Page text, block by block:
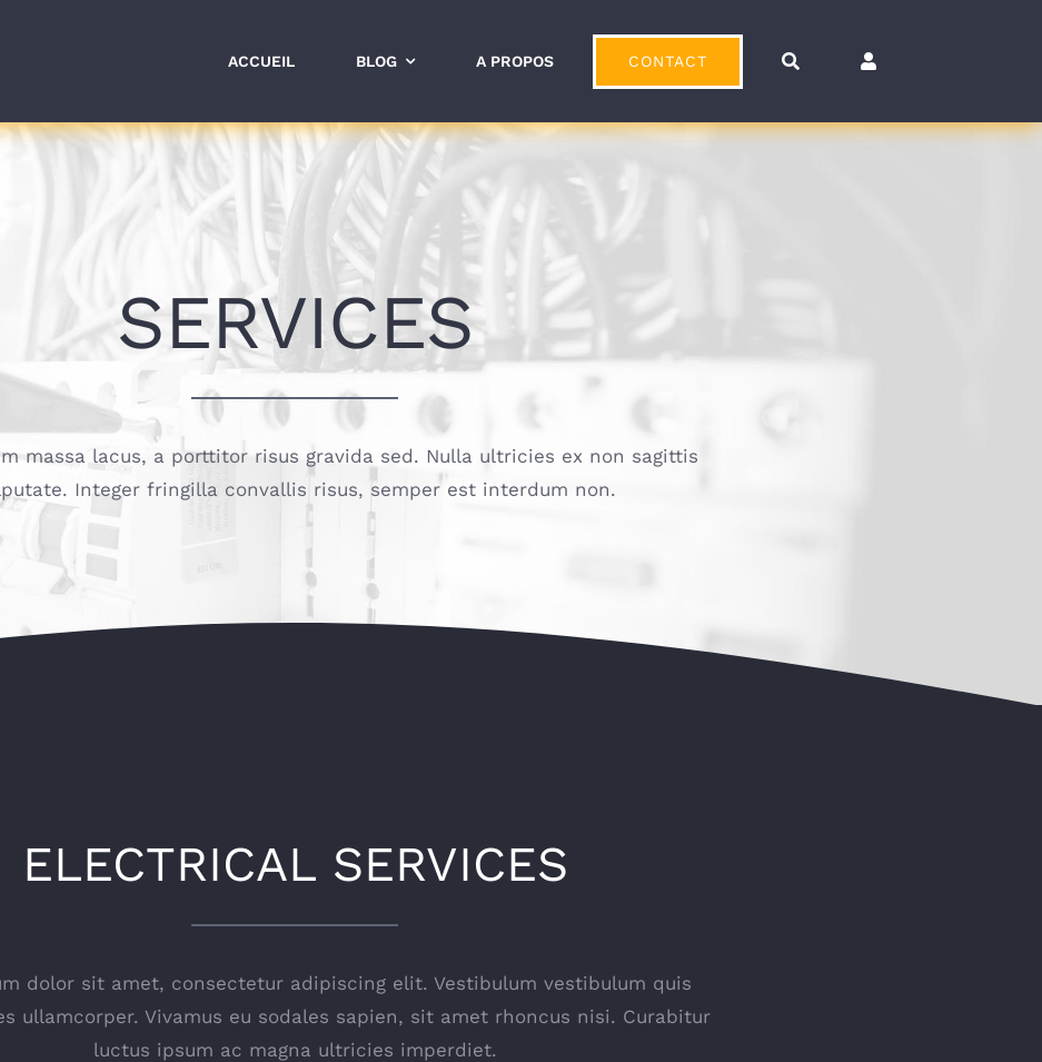
ACCUEIL BLOG A PROPOS CONTACT
SERVICES
massa lacus, a porttitor risus gravida sed. Nulla ultricies ex non sagittis
Integer fringilla convallis risus, semper est interdum non.
ELECTRICAL SERVICES
dolor sit amet, consectetur adipiscing elit. Vestibulum vestibulum quis
ullamcorper. Vivamus eu sodales sapien, sit amet rhoncus nisi. Curabitur
luctus ipsum ac magna ultricies imperdiet.